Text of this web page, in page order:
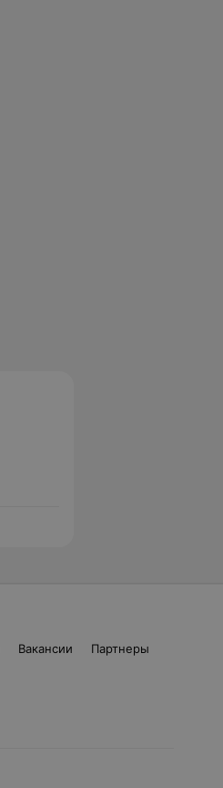
Вакансии
Партнеры